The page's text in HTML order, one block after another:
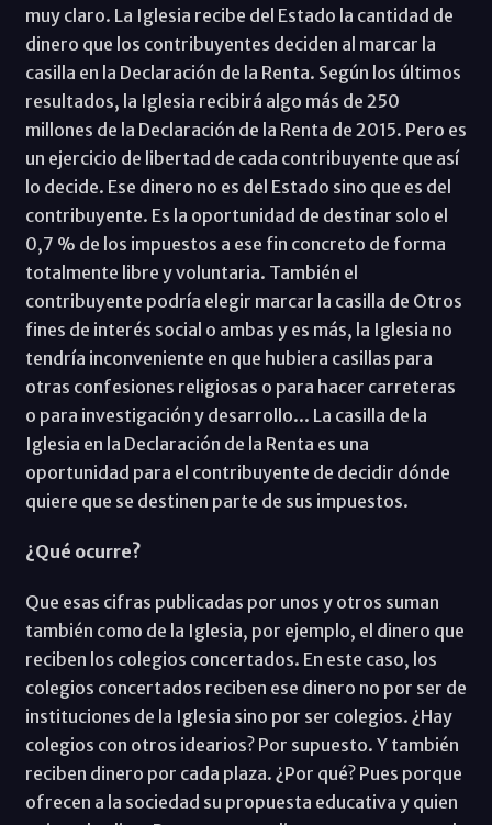
muy claro. La Iglesia recibe del Estado la cantidad de
dinero que los contribuyentes deciden al marcar la
casilla en la Declaración de la Renta. Según los últimos
resultados, la Iglesia recibirá algo más de 250
millones de la Declaración de la Renta de 2015. Pero es
un ejercicio de libertad de cada contribuyente que así
lo decide. Ese dinero no es del Estado sino que es del
contribuyente. Es la oportunidad de destinar solo el
0,7 % de los impuestos a ese fin concreto de forma
totalmente libre y voluntaria. También el
contribuyente podría elegir marcar la casilla de Otros
fines de interés social o ambas y es más, la Iglesia no
tendría inconveniente en que hubiera casillas para
otras confesiones religiosas o para hacer carreteras
o para investigación y desarrollo... La casilla de la
Iglesia en la Declaración de la Renta es una
oportunidad para el contribuyente de decidir dónde
quiere que se destinen parte de sus impuestos.
¿Qué ocurre?
Que esas cifras publicadas por unos y otros suman
también como de la Iglesia, por ejemplo, el dinero que
reciben los colegios concertados. En este caso, los
colegios concertados reciben ese dinero no por ser de
instituciones de la Iglesia sino por ser colegios. ¿Hay
colegios con otros idearios? Por supuesto. Y también
reciben dinero por cada plaza. ¿Por qué? Pues porque
ofrecen a la sociedad su propuesta educativa y quien